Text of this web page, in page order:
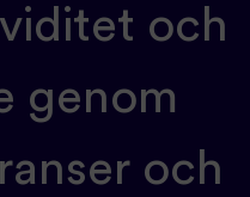
och
genom
och